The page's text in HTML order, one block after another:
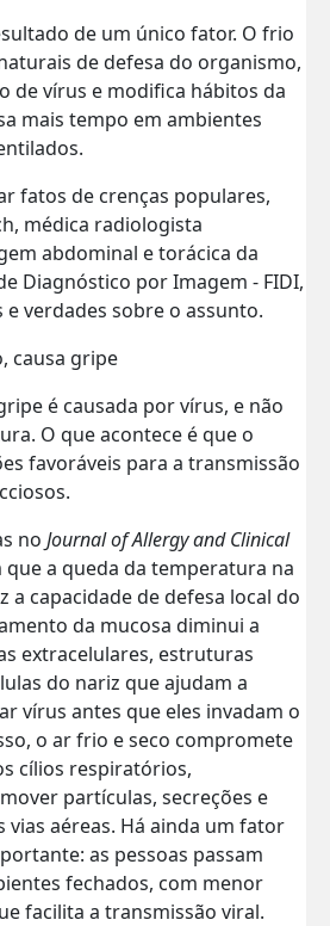
de um único fator. O frio
de defesa do organismo,
de vírus e modifica hábitos da
mais tempo em ambientes
fatos de crenças populares,
médica radiologista
abdominal e torácica da
Diagnóstico por Imagem - FIDI,
verdades sobre o assunto.
causa gripe
é causada por vírus, e não
O que acontece é que o
favoráveis para a transmissão
no Journal of Allergy and Clinical
a queda da temperatura na
a capacidade de defesa local do
da mucosa diminui a
extracelulares, estruturas
do nariz que ajudam a
vírus antes que eles invadam o
o ar frio e seco compromete
cílios respiratórios,
partículas, secreções e
aéreas. Há ainda um fator
as pessoas passam
fechados, com menor
facilita a transmissão viral.